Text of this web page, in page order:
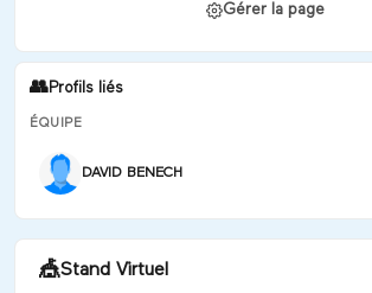
Gérer la page
👥Profils liés
ÉQUIPE
DAVID BENECH
🎪Stand Virtuel